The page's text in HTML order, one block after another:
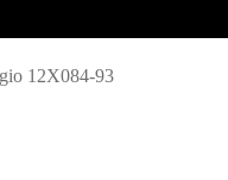
12X084-93